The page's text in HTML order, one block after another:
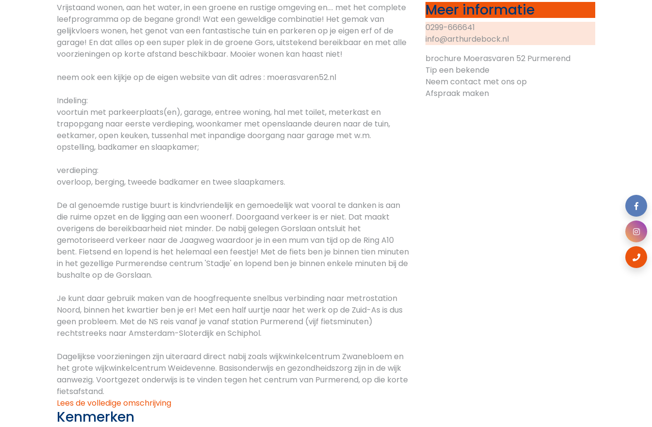
Vrijstaand wonen, aan het water, in een groene en rustige omgeving en.... met het complete
leefprogramma op de begane grond! Wat een geweldige combinatie! Het gemak van
gelijkvloers wonen, het genot van een fantastische tuin en parkeren op je eigen erf of de
garage! En dat alles op een super plek in de groene Gors, uitstekend bereikbaar en met alle
voorzieningen op korte afstand beschikbaar. Mooier wonen kan haast niet!
neem ook een kijkje op de eigen website van dit adres : moerasvaren52.nl
Indeling:
voortuin met parkeerplaats(en), garage, entree woning, hal met toilet, meterkast en
trapopgang naar eerste verdieping, woonkamer met openslaande deuren naar de tuin,
eetkamer, open keuken, tussenhal met inpandige doorgang naar garage met w.m.
opstelling, badkamer en slaapkamer;
verdieping:
overloop, berging, tweede badkamer en twee slaapkamers.
De al genoemde rustige buurt is kindvriendelijk en gemoedelijk wat vooral te danken is aan
die ruime opzet en de ligging aan een woonerf. Doorgaand verkeer is er niet. Dat maakt
overigens de bereikbaarheid niet minder. De nabij gelegen Gorslaan ontsluit het
gemotoriseerd verkeer naar de Jaagweg waardoor je in een mum van tijd op de Ring A10
bent. Fietsend en lopend is het helemaal een feestje! Met de fiets ben je binnen tien minuten
in het gezellige Purmerendse centrum 'Stadje' en lopend ben je binnen enkele minuten bij de
bushalte op de Gorslaan.
Je kunt daar gebruik maken van de hoogfrequente snelbus verbinding naar metrostation
Noord, binnen het kwartier ben je er! Met een half uurtje naar het werk op de Zuid-As is dus
geen probleem. Met de NS reis vanaf je vanaf station Purmerend (vijf fietsminuten)
rechtstreeks naar Amsterdam-Sloterdijk en Schiphol.
Dagelijkse voorzieningen zijn uiteraard direct nabij zoals wijkwinkelcentrum Zwanebloem en
het grote wijkwinkelcentrum Weidevenne. Basisonderwijs en gezondheidszorg zijn in de wijk
aanwezig. Voortgezet onderwijs is te vinden tegen het centrum van Purmerend, op die korte
fietsafstand.
Lees de volledige omschrijving
Kenmerken
Meer informatie
0299-666641
info@arthurdebock.nl
brochure Moerasvaren 52 Purmerend
Tip een bekende
Neem contact met ons op
Afspraak maken